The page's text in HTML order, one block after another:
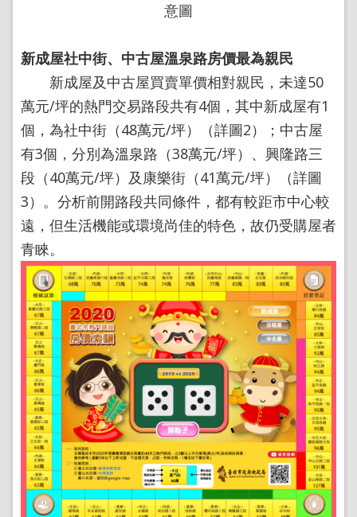
資
網
站
覽
回
首
English
意圖
新成屋社中街、中古屋溫泉路房價最為親民
新成屋及中古屋買賣單價相對親民，未達50
萬元/坪的熱門交易路段共有4個，其中新成屋有1
個，為社中街（48萬元/坪）（詳圖2）；中古屋
有3個，分別為溫泉路（38萬元/坪）、興隆路三
段（40萬元/坪）及康樂街（41萬元/坪）（詳圖
3）。分析前開路段共同條件，都有較距市中心較
遠，但生活機能或環境尚佳的特色，故仍受購屋者
青睞。